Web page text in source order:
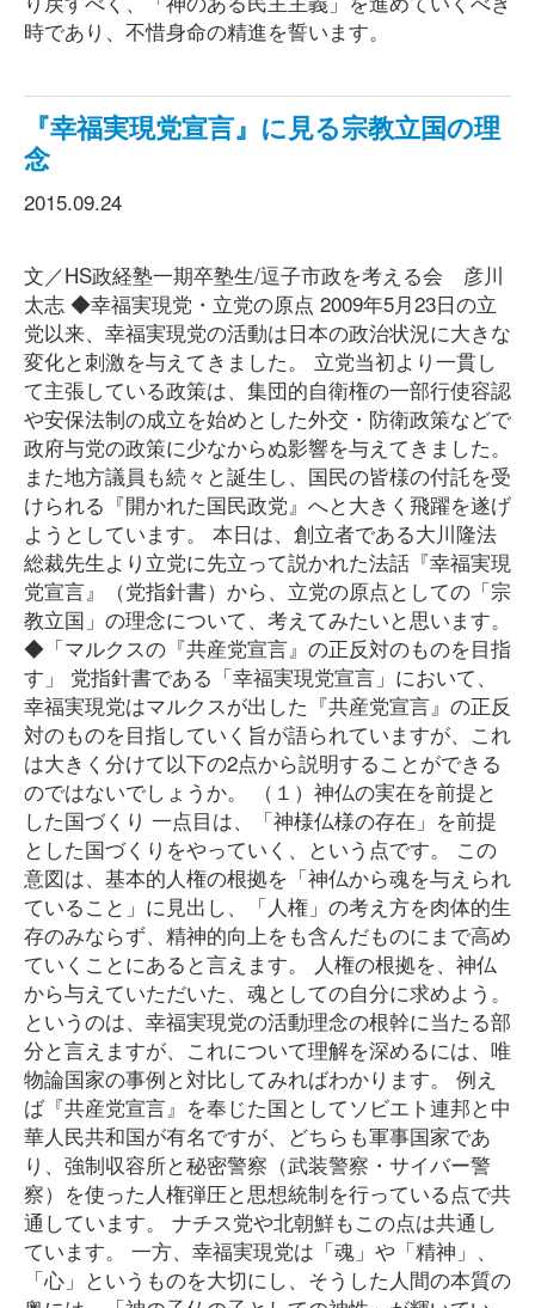
時であり、不惜身命の精進を誓います。
『幸福実現党宣言』に見る宗教立国の理
念
2015.09.24
文／HS政経塾一期卒塾生/逗子市政を考える会 彦川
太志 ◆幸福実現党・立党の原点 2009年5月23日の立
党以来、幸福実現党の活動は日本の政治状況に大きな
変化と刺激を与えてきました。 立党当初より一貫し
て主張している政策は、集団的自衛権の一部行使容認
や安保法制の成立を始めとした外交・防衛政策などで
政府与党の政策に少なからぬ影響を与えてきました。
また地方議員も続々と誕生し、国民の皆様の付託を受
けられる『開かれた国民政党』へと大きく飛躍を遂げ
ようとしています。 本日は、創立者である大川隆法
総裁先生より立党に先立って説かれた法話『幸福実現
党宣言』（党指針書）から、立党の原点としての「宗
教立国」の理念について、考えてみたいと思います。
◆「マルクスの『共産党宣言』の正反対のものを目指
す」 党指針書である「幸福実現党宣言」において、
幸福実現党はマルクスが出した『共産党宣言』の正反
対のものを目指していく旨が語られていますが、これ
は大きく分けて以下の2点から説明することができる
のではないでしょうか。 （１）神仏の実在を前提と
した国づくり 一点目は、「神様仏様の存在」を前提
とした国づくりをやっていく、という点です。 この
意図は、基本的人権の根拠を「神仏から魂を与えられ
ていること」に見出し、「人権」の考え方を肉体的生
存のみならず、精神的向上をも含んだものにまで高め
ていくことにあると言えます。 人権の根拠を、神仏
から与えていただいた、魂としての自分に求めよう。
というのは、幸福実現党の活動理念の根幹に当たる部
分と言えますが、これについて理解を深めるには、唯
物論国家の事例と対比してみればわかります。 例え
ば『共産党宣言』を奉じた国としてソビエト連邦と中
華人民共和国が有名ですが、どちらも軍事国家であ
り、強制収容所と秘密警察（武装警察・サイバー警
察）を使った人権弾圧と思想統制を行っている点で共
通しています。 ナチス党や北朝鮮もこの点は共通し
ています。 一方、幸福実現党は「魂」や「精神」、
「心」というものを大切にし、そうした人間の本質の